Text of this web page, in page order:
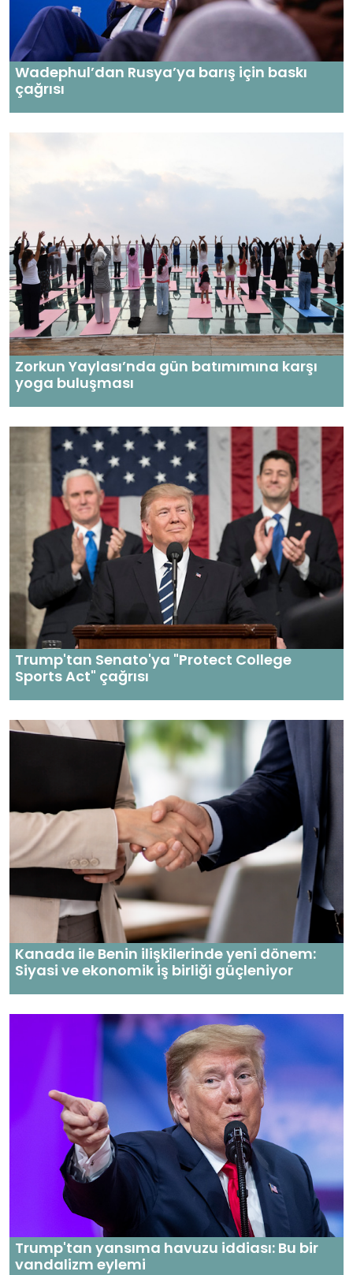
Wadephul’dan Rusya’ya barış için baskı
çağrısı
Zorkun Yaylası’nda gün batımımına karşı
yoga buluşması
Trump'tan Senato'ya "Protect College
Sports Act" çağrısı
Kanada ile Benin ilişkilerinde yeni dönem:
Siyasi ve ekonomik iş birliği güçleniyor
Trump'tan yansıma havuzu iddiası: Bu bir
vandalizm eylemi